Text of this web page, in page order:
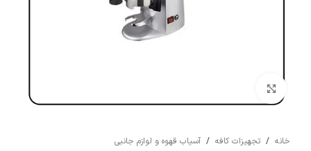
خانه / تجهیزات کافه / آسیاب قهوه و لوازم جانبی